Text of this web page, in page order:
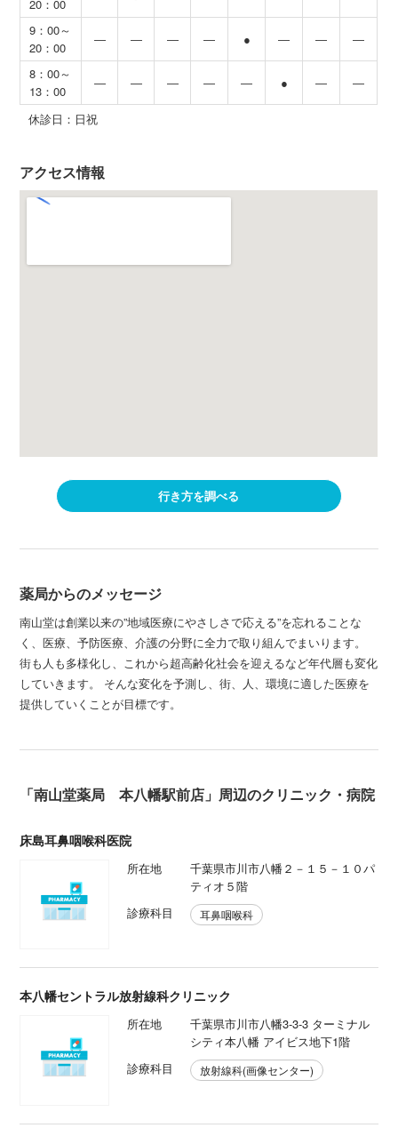
20：00
9：00～
20：00
― ― ― ― ● ― ― ―
8：00～
13：00
― ― ― ― ― ● ― ―
休診日：日祝
アクセス情報
行き方を調べる
薬局からのメッセージ
南山堂は創業以来の”地域医療にやさしさで応える”を忘れることな
く、医療、予防医療、介護の分野に全力で取り組んでまいります。
街も人も多様化し、これから超高齢化社会を迎えるなど年代層も変化
していきます。 そんな変化を予測し、街、人、環境に適した医療を
提供していくことが目標です。
「南山堂薬局 本八幡駅前店」周辺のクリニック・病院
床島耳鼻咽喉科医院
所在地
千葉県市川市八幡２－１５－１０パ
ティオ５階
診療科目
耳鼻咽喉科
本八幡セントラル放射線科クリニック
所在地
千葉県市川市八幡3-3-3 ターミナル
シティ本八幡 アイビス地下1階
診療科目
放射線科(画像センター)